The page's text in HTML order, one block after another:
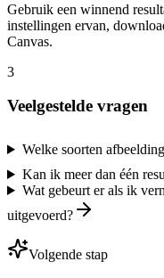
Gebruik een winnend
instellingen ervan,
Canvas.
3
Veelgestelde vragen
Welke soorten
Kan ik meer dan één
Wat gebeurt er als ik
uitgevoerd?
Volgende stap